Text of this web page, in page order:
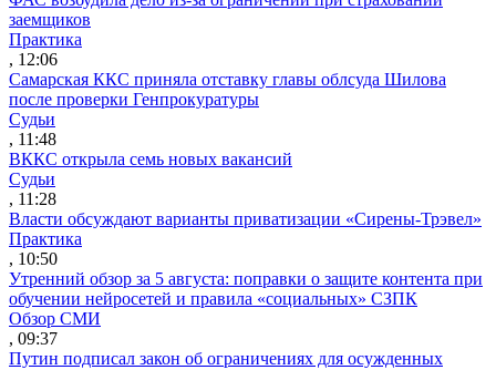
заемщиков
Практика
, 12:06
Самарская ККС приняла отставку главы облсуда Шилова
после проверки Генпрокуратуры
Судьи
, 11:48
ВККС открыла семь новых вакансий
Судьи
, 11:28
Власти обсуждают варианты приватизации «Сирены-Трэвел»
Практика
, 10:50
Утренний обзор за 5 августа: поправки о защите контента при
обучении нейросетей и правила «социальных» СЗПК
Обзор СМИ
, 09:37
Путин подписал закон об ограничениях для осужденных